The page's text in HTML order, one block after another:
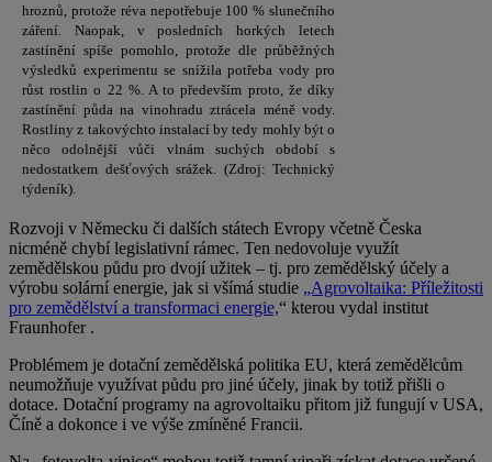
hroznů, protože réva nepotřebuje 100 % slunečního
záření. Naopak, v posledních horkých letech
zastínění spíše pomohlo, protože dle průběžných
výsledků experimentu se snížila potřeba vody pro
růst rostlin o 22 %. A to především proto, že díky
zastínění půda na vinohradu ztrácela méně vody.
Rostliny z takovýchto instalací by tedy mohly být o
něco odolnější vůči vlnám suchých období s
nedostatkem dešťových srážek. (Zdroj: Technický
týdeník).
Rozvoji v Německu či dalších státech Evropy včetně Česka
nicméně chybí legislativní rámec. Ten nedovoluje využít
zemědělskou půdu pro dvojí užitek – tj. pro zemědělský účely a
výrobu solární energie, jak si všímá studie „Agrovoltaika: Příležitosti
pro zemědělství a transformaci energie,“ kterou vydal institut
Fraunhofer .
Problémem je dotační zemědělská politika EU, která zemědělcům
neumožňuje využívat půdu pro jiné účely, jinak by totiž přišli o
dotace. Dotační programy na agrovoltaiku přitom již fungují v USA,
Číně a dokonce i ve výše zmíněné Francii.